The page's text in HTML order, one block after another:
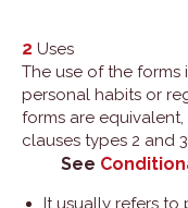
2 Uses
The use of the forms
personal habits or
forms are
clauses types 2 and
See
It usually refers to